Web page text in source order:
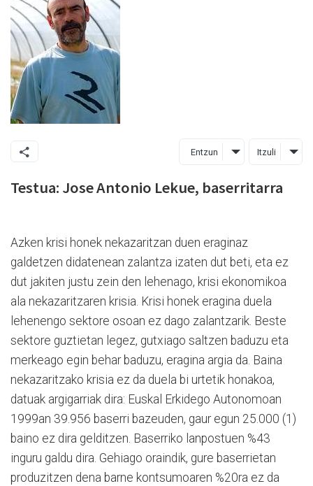
Entzun Itzuli
Testua: Jose Antonio Lekue, baserritarra
Azken krisi honek nekazaritzan duen eraginaz
galdetzen didatenean zalantza izaten dut beti, eta ez
dut jakiten justu zein den lehenago, krisi ekonomikoa
ala nekazaritzaren krisia. Krisi honek eragina duela
lehenengo sektore osoan ez dago zalantzarik. Beste
sektore guztietan legez, gutxiago saltzen baduzu eta
merkeago egin behar baduzu, eragina argia da. Baina
nekazaritzako krisia ez da duela bi urtetik honakoa,
datuak argigarriak dira: Euskal Erkidego Autonomoan
1999an 39.956 baserri bazeuden, gaur egun 25.000 (1)
baino ez dira gelditzen. Baserriko lanpostuen %43
inguru galdu dira. Gehiago oraindik, gure baserrietan
produzitzen dena barne kontsumoaren %20ra ez da